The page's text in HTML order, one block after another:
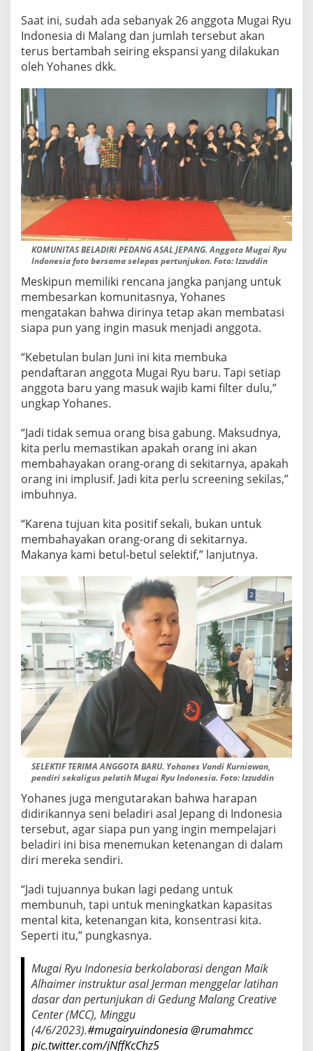
Saat ini, sudah ada sebanyak 26 anggota Mugai Ryu
Indonesia di Malang dan jumlah tersebut akan
terus bertambah seiring ekspansi yang dilakukan
oleh Yohanes dkk.
KOMUNITAS BELADIRI PEDANG ASAL JEPANG. Anggota Mugai Ryu
Indonesia foto bersama selepas pertunjukan. Foto: Izzuddin
Meskipun memiliki rencana jangka panjang untuk
membesarkan komunitasnya, Yohanes
mengatakan bahwa dirinya tetap akan membatasi
siapa pun yang ingin masuk menjadi anggota.
“Kebetulan bulan Juni ini kita membuka
pendaftaran anggota Mugai Ryu baru. Tapi setiap
anggota baru yang masuk wajib kami filter dulu,”
ungkap Yohanes.
“Jadi tidak semua orang bisa gabung. Maksudnya,
kita perlu memastikan apakah orang ini akan
membahayakan orang-orang di sekitarnya, apakah
orang ini implusif. Jadi kita perlu screening sekilas,”
imbuhnya.
“Karena tujuan kita positif sekali, bukan untuk
membahayakan orang-orang di sekitarnya.
Makanya kami betul-betul selektif,” lanjutnya.
SELEKTIF TERIMA ANGGOTA BARU. Yohanes Vandi Kurniawan,
pendiri sekaligus pelatih Mugai Ryu Indonesia. Foto: Izzuddin
Yohanes juga mengutarakan bahwa harapan
didirikannya seni beladiri asal Jepang di Indonesia
tersebut, agar siapa pun yang ingin mempelajari
beladiri ini bisa menemukan ketenangan di dalam
diri mereka sendiri.
“Jadi tujuannya bukan lagi pedang untuk
membunuh, tapi untuk meningkatkan kapasitas
mental kita, ketenangan kita, konsentrasi kita.
Seperti itu,” pungkasnya.
Mugai Ryu Indonesia berkolaborasi dengan Maik
Alhaimer instruktur asal Jerman menggelar latihan
dasar dan pertunjukan di Gedung Malang Creative
Center (MCC), Minggu
(4/6/2023).#mugairyuindonesia@rumahmcc
pic.twitter.com/jNffKcChz5